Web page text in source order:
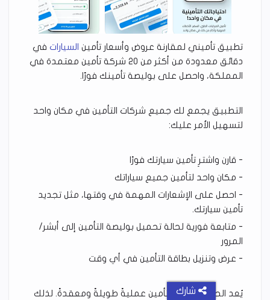
تطبيق تأميني لمقارنة عروض وأسعار تأمين السيارات في
دقائق معدودة من أكثر من ٢٠ شركة تأمين معتمدة في
المملكة، واحصل على بوليصة تأمينك فورًا.
التطبيق يجمع لك جميع شركات التأمين في مكان واحد
لتسهيل الأمر عليك:
- قارن واشترِ تأمين سيارتك فورًا
- مكان واحد لتأمين جميع سياراتك
- احصل على الإشعارات المهمة في وقتها، مثل تجديد
تأمين سيارتك.
- متابعة فورية لحالة تحميل بوليصة التأمين إلى أبشر/
المرور
- عرض وتنزيل بطاقة التأمين في أي وقت
يُعد الحصول على التأمين عمليةً طويلةً ومعقدةً. لذلك
شارك